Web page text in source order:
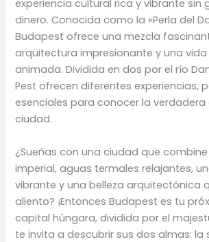
experiencia cultural rica y vibrante sin
dinero. Conocida como la «Perla del
Budapest ofrece una mezcla
arquitectura impresionante y una
animada. Dividida en dos por el río
Pest ofrecen diferentes experiencias,
esenciales para conocer la
ciudad.
¿Sueñas con una ciudad que
imperial, aguas termales relajantes,
vibrante y una belleza arquitectónica
aliento? ¡Entonces Budapest es tu
capital húngara, dividida por el
te invita a descubrir sus dos almas: la